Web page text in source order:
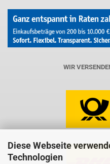
Diese Webseite
Technologien
WIR